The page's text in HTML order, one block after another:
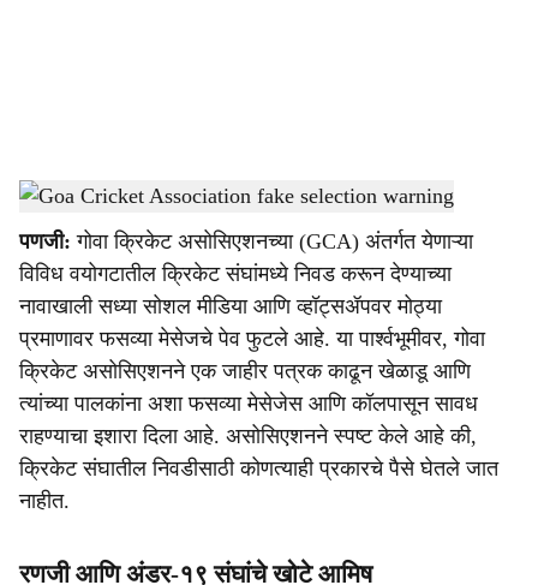
a
r
e
Goa Cricket Association fake selection warning-Dainik Gomantak
पणजी:गोवा क्रिकेट असोसिएशनच्या (GCA) अंतर्गत येणाऱ्या
विविध वयोगटातील क्रिकेट संघांमध्ये निवड करून देण्याच्या
नावाखाली सध्या सोशल मीडिया आणि व्हॉट्सॲपवर मोठ्या
प्रमाणावर फसव्या मेसेजचे पेव फुटले आहे. या पार्श्वभूमीवर, गोवा
क्रिकेट असोसिएशनने एक जाहीर पत्रक काढून खेळाडू आणि
त्यांच्या पालकांना अशा फसव्या मेसेजेस आणि कॉलपासून सावध
राहण्याचा इशारा दिला आहे. असोसिएशनने स्पष्ट केले आहे की,
क्रिकेट संघातील निवडीसाठी कोणत्याही प्रकारचे पैसे घेतले जात
नाहीत.
रणजी आणि अंडर-१९ संघांचे खोटे आमिष